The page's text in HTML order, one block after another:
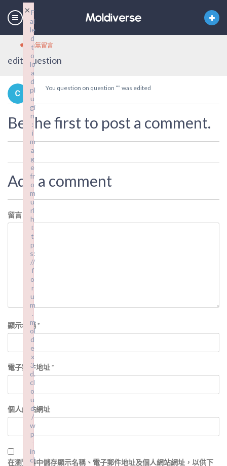
尚無留言
edit_question
You question on question “” was edited
Be the first to post a comment.
Add a comment
留言
顯示名稱*
電子郵件地址*
個人網站網址
在瀏覽器中儲存顯示名稱、電子郵件地址及個人網站網址，以供下
F
ai
le
d
t
o
lo
a
d
pl
u
gi
n
:
i
m
a
g
e
fr
o
m
u
rl
h
t
t
p
s:
//
f
o
r
u
m
.
m
ol
d
e
x
3
d.
cl
o
u
d
/
w
p
-
in
cl
×